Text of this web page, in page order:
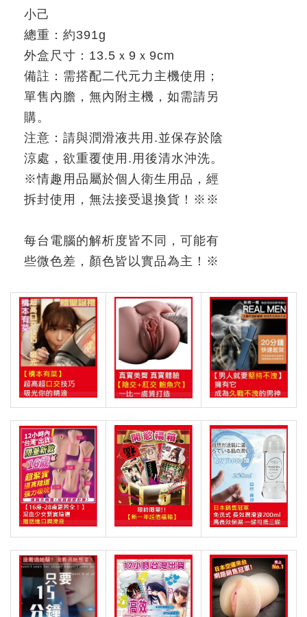
小己
總重：約391g
外盒尺寸： 13.5 ｘ 9 ｘ 9cm
備註：需搭配二代元力主機使用；
單售內膽，無內附主機，如需請另
購。
注意：請與潤滑液共用 .並保存於陰
涼處，欲重覆使用 .用後清水沖洗。
※情趣用品屬於個人衛生用品，經
拆封使用，無法接受退換貨！ ※※
每台電腦的解析度皆不同，可能有
些微色差，顏色皆以實品為主！ ※